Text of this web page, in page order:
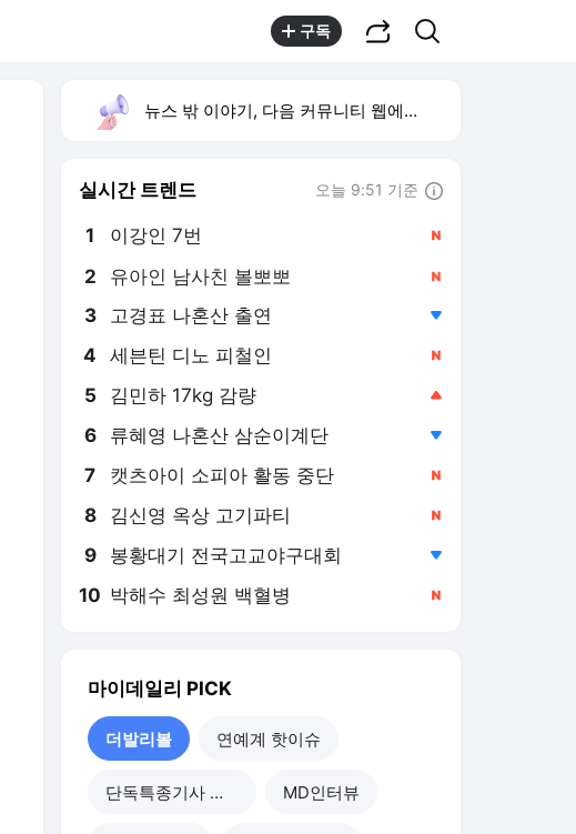
구독
뉴스 밖 이야기, 다음 커뮤니티 웹에서 보기
실시간 트렌드 오늘 9:51 기준
1 이강인 7번
2 유아인 남사친 볼뽀뽀
3 고경표 나혼산 출연
4 세븐틴 디노 피철인
5 김민하 17kg 감량
6 류혜영 나혼산 삼순이계단
7 캣츠아이 소피아 활동 중단
8 김신영 옥상 고기파티
9 봉황대기 전국고교야구대회
10 박해수 최성원 백혈병
마이데일리 PICK
더발리볼 연예계 핫이슈
단독특종기사 모음 MD인터뷰